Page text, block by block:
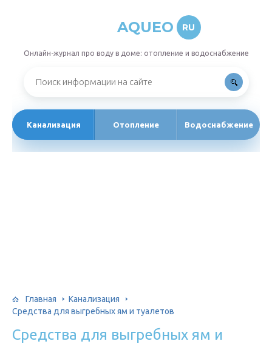
AQUEO RU
Онлайн-журнал про воду в доме: отопление и водоснабжение
Канализация Отопление Водоснабжение
Главная
Канализация
Средства для выгребных ям и туалетов
Средства для выгребных ям и